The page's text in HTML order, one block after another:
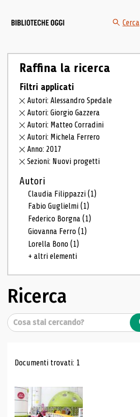
Cerca
Raffina la ricerca
Filtri applicati
Autori: Alessandro Spedale
Autori: Giorgio Gazzera
Autori: Matteo Corradini
Autori: Michela Ferrero
Anno: 2017
Sezioni: Nuovi progetti
Autori
Claudia Filippazzi(1)
Fabio Guglielmi(1)
Federico Borgna(1)
Giovanna Ferro(1)
Lorella Bono(1)
+ altri elementi
Ricerca
Cerca
Risultati di ricerca
Documenti trovati: 1